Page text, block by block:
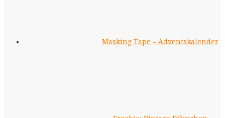
Masking Tape – Adventskalender